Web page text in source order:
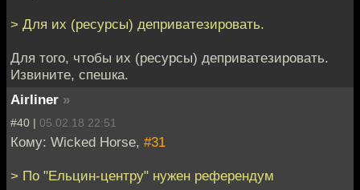
> Для их (ресурсы) деприватезировать.
Для того, чтобы их (ресурсы) деприватезировать.
Извините, спешка.
Airliner »
#40 | 05.02.18 22:51
Кому: Wicked Horse, #31
> По "Ельцин-центру" нужен референдум